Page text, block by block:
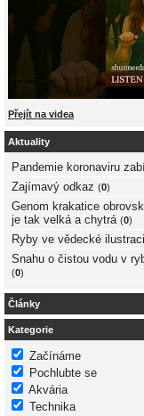
Přejít na videa
Aktuality
Pandemie koronaviru
Zajímavý odkaz (0)
Genom krakatice
je tak velká a chytrá (0)
Ryby ve vědecké ilustraci
Snahu o čistou vodu v
(0)
Články
Kategorie
Začínáme
Pochlubte se
Akvária
Technika